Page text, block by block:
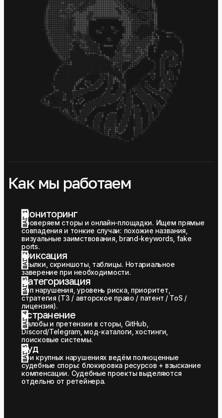
Как мы работаем
Мониторинг
проверяем сторы и онлайн-площадки. Ищем прямые
совпадения и тонкие случаи: похожие названия,
визуальные заимствования, brand-keywords, fake
ports.
ШАГ 1
Фиксация
ссылки, скриншоты, таблицы. Нотариальное
заверение при необходимости.
ШАГ 2
Категоризация
тип нарушения, уровень риска, приоритет,
стратегия (ТЗ / авторское право / патент / ToS /
лицензия).
ШАГ 3
Устранение
жалобы и претензии в сторы, GitHub,
Discord/Telegram, мод-каталоги, хостинги,
поисковые системы.
ШАГ 4
Суд
при крупных нарушениях ведём полноценные
судебные споры: блокировка ресурсов + взыскание
компенсации. Судебные проекты выделяются
отдельно от ретейнера.
ШАГ 5